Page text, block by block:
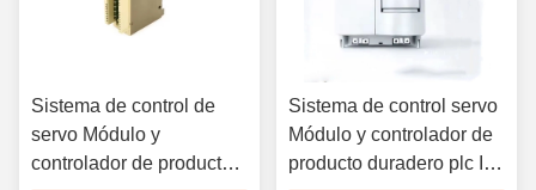
Sistema de control de
servo Módulo y
controlador de producto
Sistema de control servo
Módulo y controlador de
producto duradero plc IO